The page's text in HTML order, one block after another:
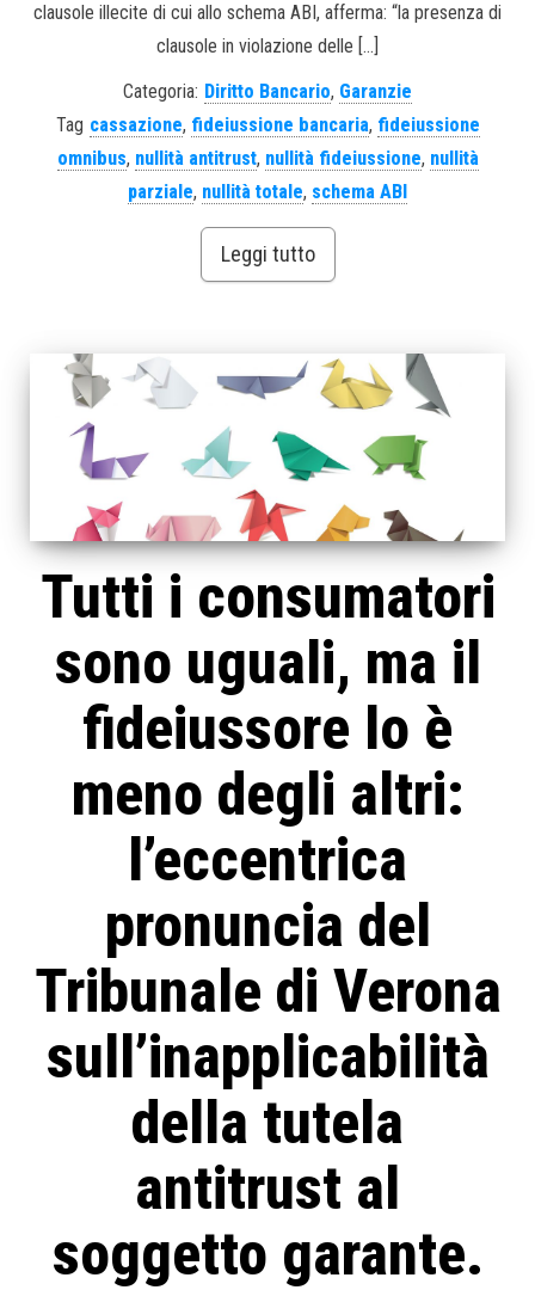
clausole illecite di cui allo schema ABI, afferma: “la presenza di
clausole in violazione delle […]
Categoria: Diritto Bancario, Garanzie
Tag cassazione, fideiussione bancaria, fideiussione
omnibus, nullità antitrust, nullità fideiussione, nullità
parziale, nullità totale, schema ABI
Leggi tutto
Tutti i consumatori
sono uguali, ma il
fideiussore lo è
meno degli altri:
l’eccentrica
pronuncia del
Tribunale di Verona
sull’inapplicabilità
della tutela
antitrust al
soggetto garante.